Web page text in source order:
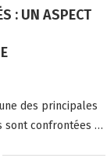
: UN ASPECT
des principales
sont confrontées …